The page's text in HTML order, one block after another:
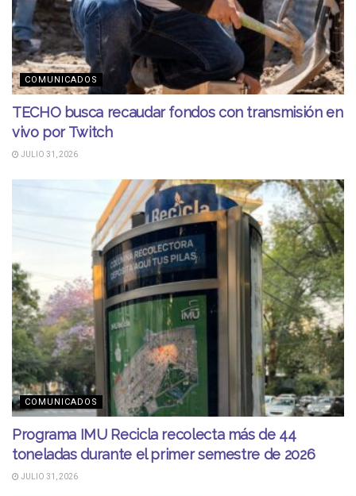
COMUNICADOS
TECHO busca recaudar fondos con transmisión en
vivo por Twitch
JULIO 31, 2026
COMUNICADOS
Programa IMU Recicla recolecta más de 44
toneladas durante el primer semestre de 2026
JULIO 31, 2026